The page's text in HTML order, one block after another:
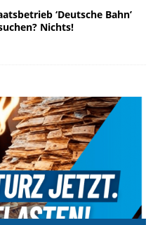
‘Deutsche Bahn’
Nichts!